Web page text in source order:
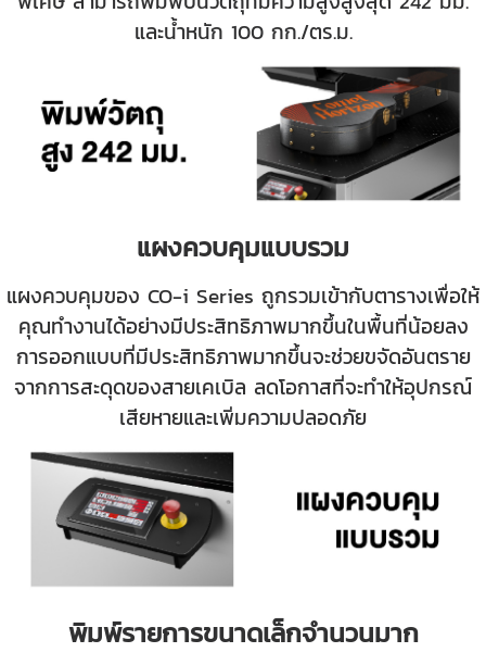
และน้ำหนัก 100 กก./ตร.ม.
แผงควบคุมแบบรวม
แผงควบคุมของ CO-i Series ถูกรวมเข้ากับตารางเพื่อให้
คุณทำงานได้อย่างมีประสิทธิภาพมากขึ้นในพื้นที่น้อยลง
การออกแบบที่มีประสิทธิภาพมากขึ้นจะช่วยขจัดอันตราย
จากการสะดุดของสายเคเบิล ลดโอกาสที่จะทำให้อุปกรณ์
เสียหายและเพิ่มความปลอดภัย
พิมพ์รายการขนาดเล็กจำนวนมาก